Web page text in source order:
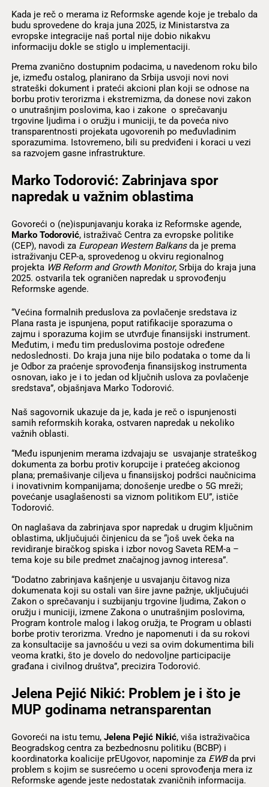
Kada je reč o merama iz Reformske agende koje je trebalo da
budu sprovedene do kraja juna 2025, iz Ministarstva za
evropske integracije naš portal nije dobio nikakvu
informaciju dokle se stiglo u implementaciji.
Prema zvanično dostupnim podacima, u navedenom roku bilo
je, između ostalog, planirano da Srbija usvoji novi novi
strateški dokument i prateći akcioni plan koji se odnose na
borbu protiv terorizma i ekstremizma, da donese novi zakon
o unutrašnjim poslovima, kao i zakone o sprečavanju
trgovine ljudima i o oružju i municiji, te da poveća nivo
transparentnosti projekata ugovorenih po međuvladinim
sporazumima. Istovremeno, bili su predviđeni i koraci u vezi
sa razvojem gasne infrastrukture.
Marko Todorović: Zabrinjava spor
napredak u važnim oblastima
Govoreći o (ne)ispunjavanju koraka iz Reformske agende,
Marko Todorović, istraživač Centra za evropske politike
(CEP), navodi za European Western Balkansda je prema
istraživanju CEP-a, sprovedenog u okviru regionalnog
projekta WB Reform and Growth Monitor, Srbija do kraja juna
2025. ostvarila tek ograničen napredak u sprovođenju
Reformske agende.
“Većina formalnih preduslova za povlačenje sredstava iz
Plana rasta je ispunjena, poput ratifikacije sporazuma o
zajmu i sporazuma kojim se utvrđuje finansijski instrument.
Međutim, i među tim preduslovima postoje određene
nedoslednosti. Do kraja juna nije bilo podataka o tome da li
je Odbor za praćenje sprovođenja finansijskog instrumenta
osnovan, iako je i to jedan od ključnih uslova za povlačenje
sredstava”, objašnjava Marko Todorović.
Naš sagovornik ukazuje da je, kada je reč o ispunjenosti
samih reformskih koraka, ostvaren napredak u nekoliko
važnih oblasti.
“Među ispunjenim merama izdvajaju se usvajanje strateškog
dokumenta za borbu protiv korupcije i pratećeg akcionog
plana; premašivanje ciljeva u finansijskoj podršci naučnicima
i inovativnim kompanijama; donošenje uredbe o 5G mreži;
povećanje usaglašenosti sa viznom politikom EU”, ističe
Todorović.
On naglašava da zabrinjava spor napredak u drugim ključnim
oblastima, uključujući činjenicu da se “još uvek čeka na
revidiranje biračkog spiska i izbor novog Saveta REM-a –
tema koje su bile predmet značajnog javnog interesa”.
“Dodatno zabrinjava kašnjenje u usvajanju čitavog niza
dokumenata koji su ostali van šire javne pažnje, uključujući
Zakon o sprečavanju i suzbijanju trgovine ljudima, Zakon o
oružju i municiji, izmene Zakona o unutrašnjim poslovima,
Program kontrole malog i lakog oružja, te Program u oblasti
borbe protiv terorizma. Vredno je napomenuti i da su rokovi
za konsultacije sa javnošću u vezi sa ovim dokumentima bili
veoma kratki, što je dovelo do nedovoljne participacije
građana i civilnog društva”, precizira Todorović.
Jelena Pejić Nikić: Problem je i što je
MUP godinama netransparentan
Govoreći na istu temu, Jelena Pejić Nikić, viša istraživačica
Beogradskog centra za bezbednosnu politiku (BCBP) i
koordinatorka koalicije prEUgovor, napominje za EWBda prvi
problem s kojim se susrećemo u oceni sprovođenja mera iz
Reformske agende jeste nedostatak zvaničnih informacija.